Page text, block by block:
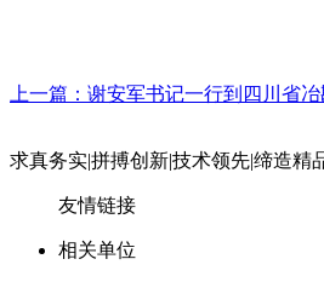
上一篇：谢安军书记一行到四川省
求真务实|拼搏创新|技术领先|缔造精
友情链接
相关单位